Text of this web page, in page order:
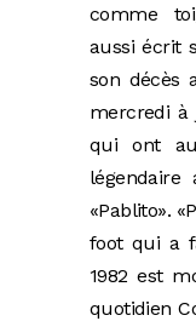
comme
aussi écrit
son décès
mercredi à
qui ont
légendaire
«Pablito».
foot qui a
1982 est
quotidien